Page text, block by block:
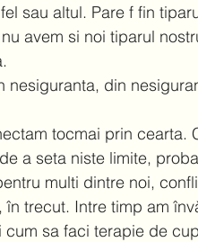
sau altul. Pare f fin
avem si noi tiparul
din
tocmai prin cearta.
a seta niste limite,
multi dintre noi,
trecut. Intre timp am
sa faci terapie de